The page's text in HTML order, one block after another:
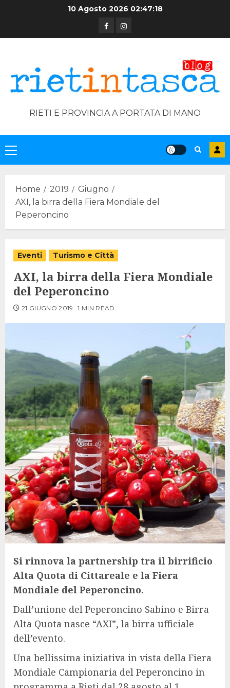
10 Agosto 2026 02:47:19
FacebookInstagram
RIETI E PROVINCIA A PORTATA DI MANO
Primary
Menu
Home 2019
Giugno
AXI, la birra della Fiera Mondiale del
Peperoncino
Eventi Turismo e Città
AXI, la birra della Fiera Mondiale
del Peperoncino
21 GIUGNO 2019 1 MIN READ
Si rinnova la partnership tra il birrificio
Alta Quota di Cittareale e la Fiera
Mondiale del Peperoncino.
Dall’unione del Peperoncino Sabino e Birra
Alta Quota nasce “AXI”, la birra ufficiale
dell’evento.
Una bellissima iniziativa in vista della Fiera
Mondiale Campionaria del Peperoncino in